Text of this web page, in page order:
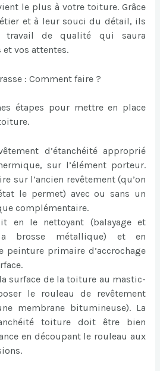
le plus à votre toiture. Grâce
et à leur souci du détail, ils
travail de qualité qui saura
vos attentes.
: Comment faire ?
étapes pour mettre en place
d’étanchéité approprié
sur l’élément porteur.
sur l’ancien revêtement (qu’on
le permet) avec ou sans un
complémentaire.
en le nettoyant (balayage et
brosse métallique) et en
peinture primaire d’accrochage
surface de la toiture au mastic-
le rouleau de revêtement
membrane bitumineuse). La
toiture doit être bien
en découpant le rouleau aux